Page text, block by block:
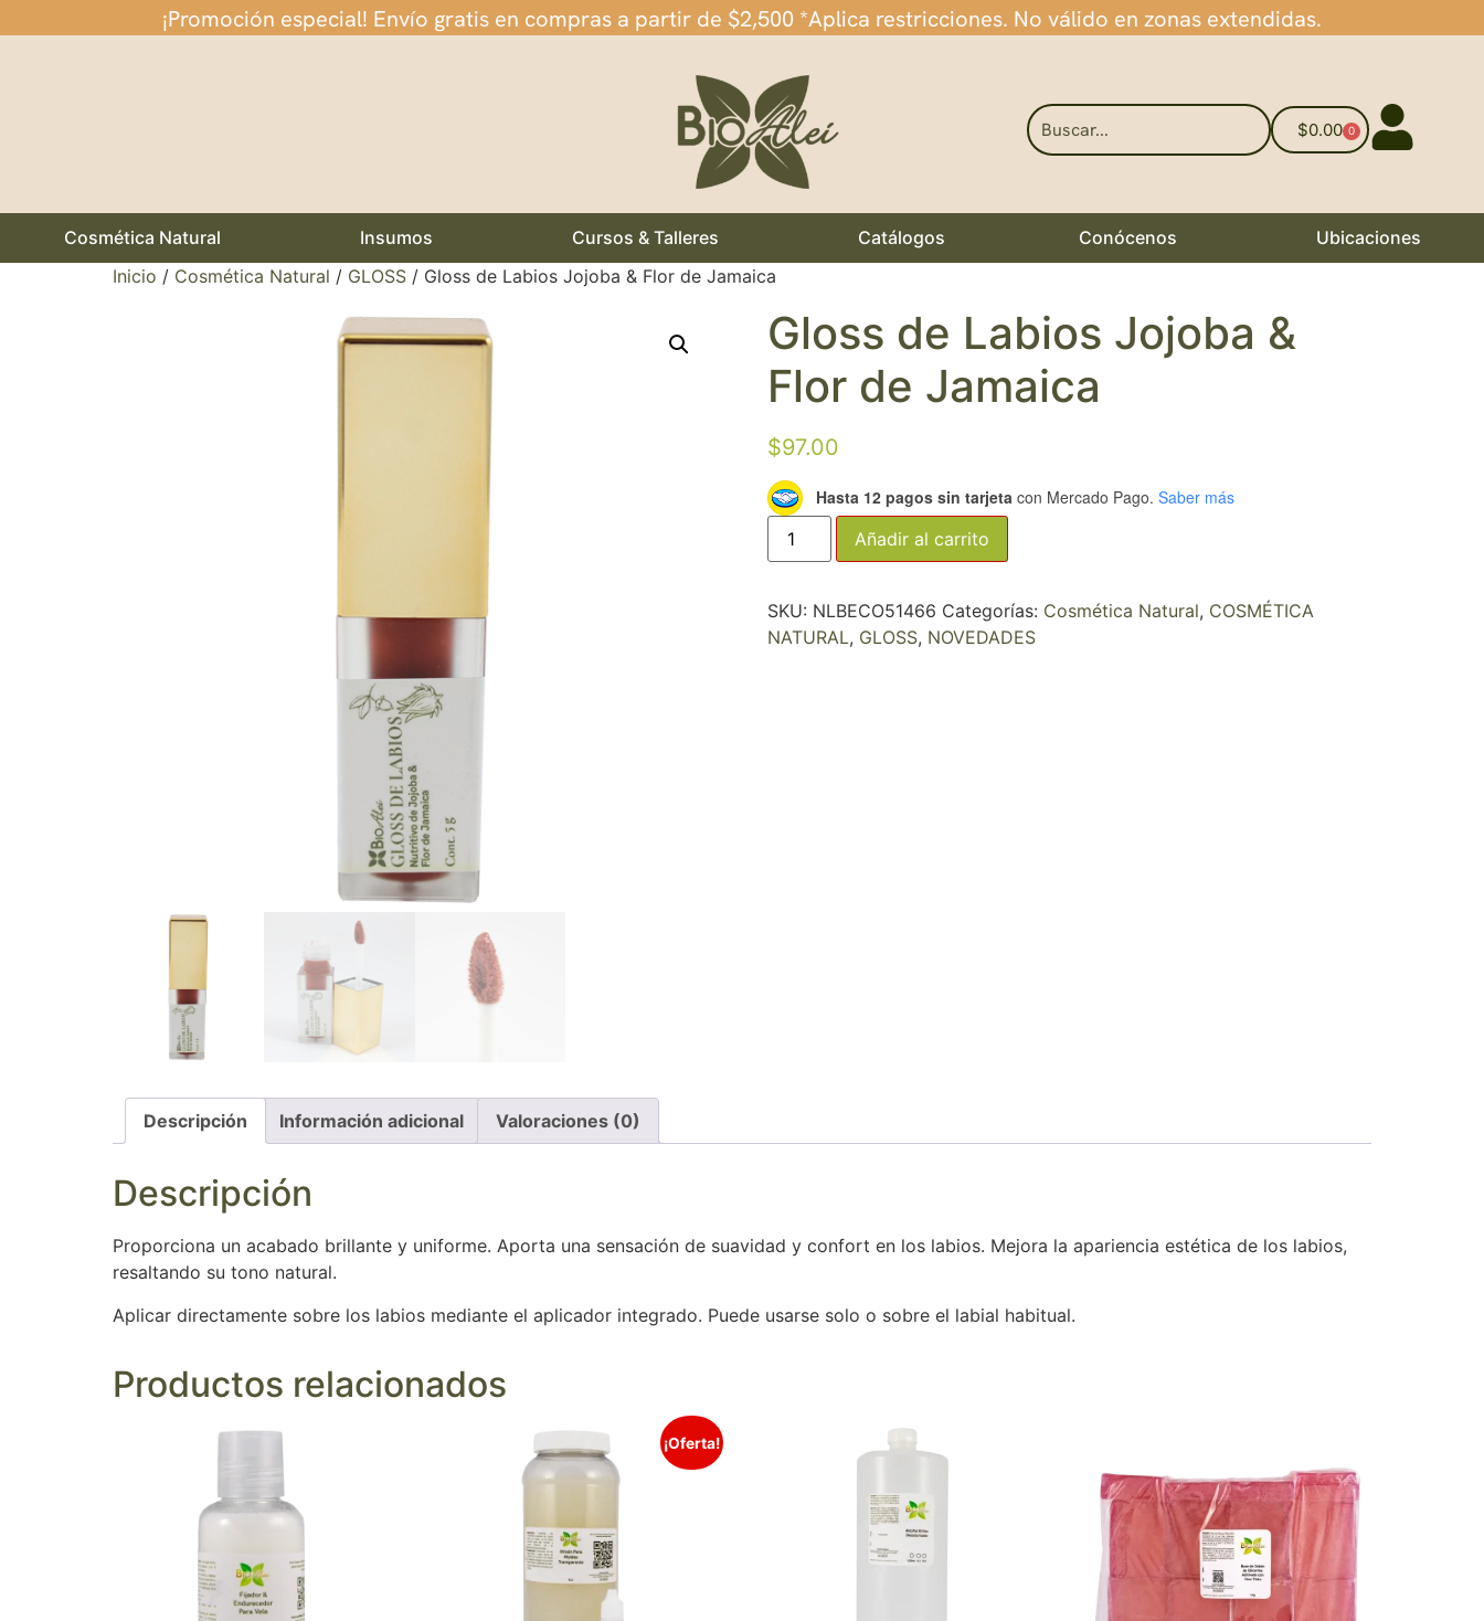
¡Promoción especial! Envío gratis en compras a partir de $2,500 *Aplica restricciones. No válido en zonas extendidas.
$0.00 0
Cosmética Natural Insumos Cursos & Talleres Catálogos Conócenos
Ubicaciones
Inicio / Cosmética Natural / GLOSS / Gloss de Labios Jojoba & Flor de Jamaica
Gloss de Labios Jojoba &
Flor de Jamaica
$97.00
Hasta 12 pagos sin tarjetacon Mercado Pago. Saber más
Añadir al carrito
SKU: NLBECO51466 Categorías: Cosmética Natural, COSMÉTICA
NATURAL, GLOSS, NOVEDADES
Descripción Información adicional Valoraciones (0)
Descripción
Proporciona un acabado brillante y uniforme. Aporta una sensación de suavidad y confort en los labios. Mejora la apariencia estética de los labios,
resaltando su tono natural.
Aplicar directamente sobre los labios mediante el aplicador integrado. Puede usarse solo o sobre el labial habitual.
Productos relacionados
¡Oferta!